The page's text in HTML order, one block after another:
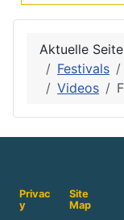
Aktuelle
Festivals
Videos
Privac
y
Site
Map